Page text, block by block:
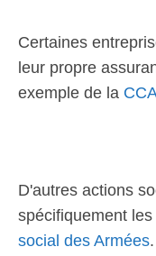
Certaines
leur propre
exemple de la
D'autres actions
spécifiquement
social des Armées